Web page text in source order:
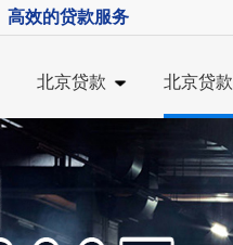
高效的贷款服务
北京贷款 北京贷